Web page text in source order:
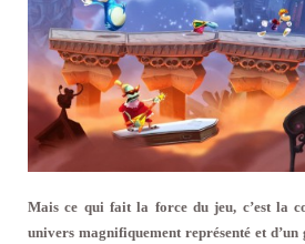
Mais ce qui fait la force du jeu, c’est la
univers magnifiquement représenté et d’un